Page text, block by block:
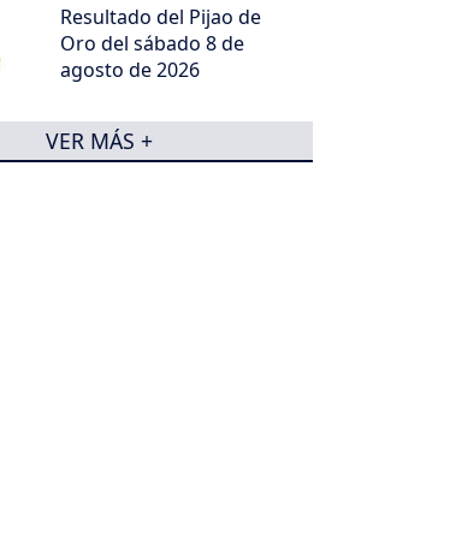
Resultado del Pijao de
Oro del sábado 8 de
agosto de 2026
VER MÁS +